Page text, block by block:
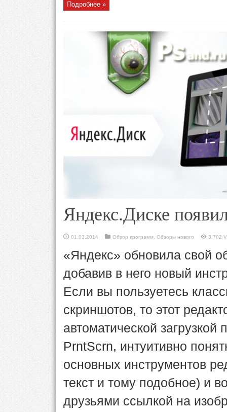
Подробнее »
Яндекс.Диске
01.03.2014 Обзор программ, Обзоры нового 3,702
«Яндекс» обновила свой
добавив в него новый
Если вы пользуетесь
скриншотов, то этот
автоматической
PrntScrn, интуитивно
основных инструментов
текст и тому подобное) и
друзьями ссылкой на